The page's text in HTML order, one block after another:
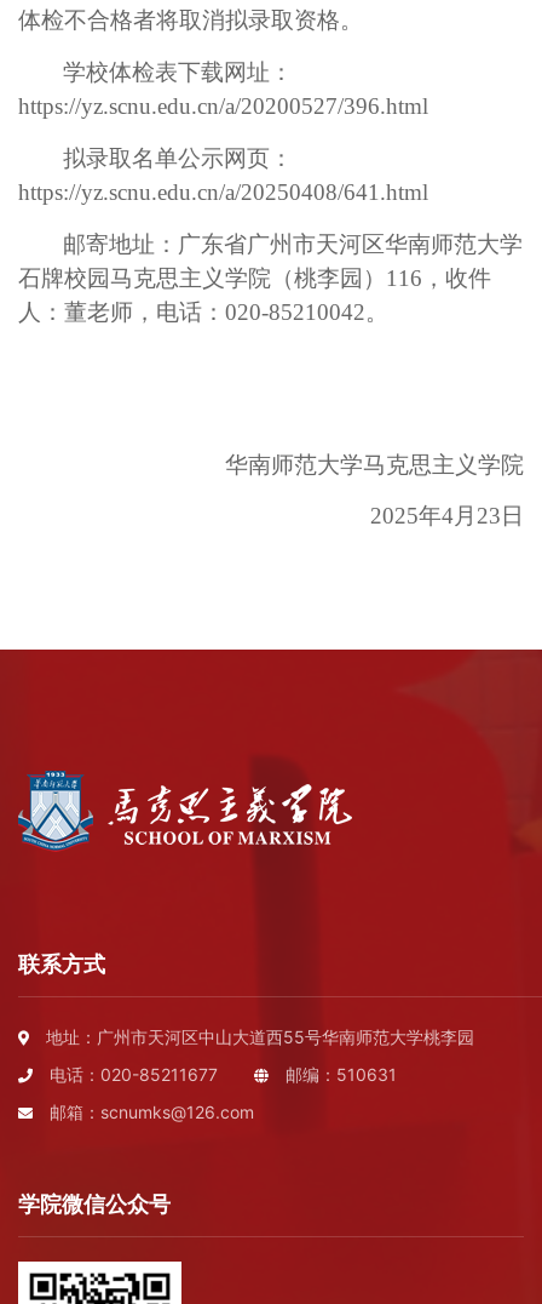
体检不合格者将取消拟录取资格。
学校体检表下载网址：
https://yz.scnu.edu.cn/a/20200527/396.html
拟录取名单公示网页：
https://yz.scnu.edu.cn/a/20250408/641.html
邮寄地址：广东省广州市天河区华南师范大学
石牌校园马克思主义学院（桃李园） 116，收件
人： 董老师，电话： 020-85210042。
华南师范大学马克思主义学院
2025年4月23 日
联系方式
地址：广州市天河区中山大道西55号华南师范大学桃李园
电话：020-85211677
邮编：510631
邮箱：scnumks@126.com
学院微信公众号